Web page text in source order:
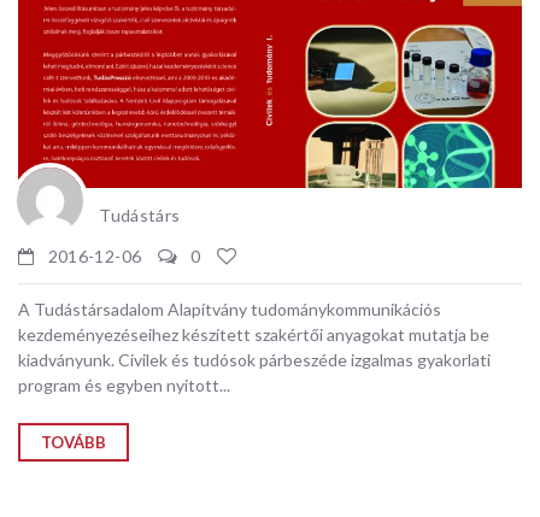
Tudástárs
2016-12-06
0
A Tudástársadalom Alapítvány tudománykommunikációs
kezdeményezéseihez készített szakértői anyagokat mutatja be
kiadványunk. Civilek és tudósok párbeszéde izgalmas gyakorlati
program és egyben nyitott...
TOVÁBB